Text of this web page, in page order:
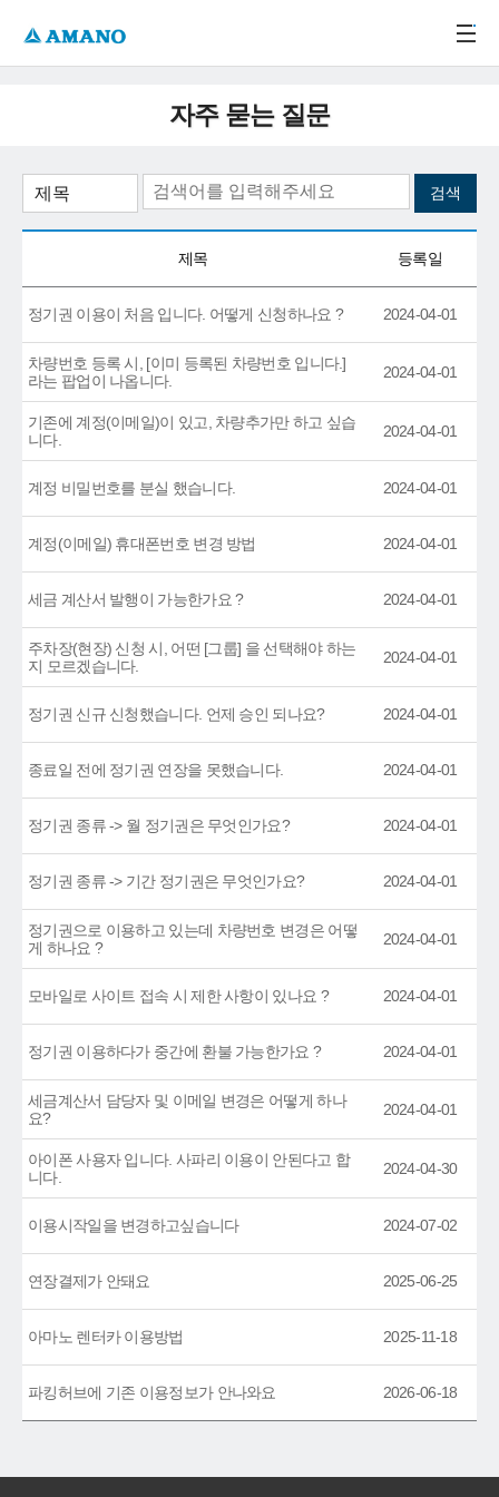
자주 묻는 질문
제목 등록일
정기권 이용이 처음 입니다. 어떻게 신청하나요 ? 2024-04-01
차량번호 등록 시, [이미 등록된 차량번호 입니다.]
라는 팝업이 나옵니다.
2024-04-01
기존에 계정(이메일)이 있고, 차량추가만 하고 싶습
니다.
2024-04-01
계정 비밀번호를 분실 했습니다. 2024-04-01
계정(이메일) 휴대폰번호 변경 방법 2024-04-01
세금 계산서 발행이 가능한가요 ? 2024-04-01
주차장(현장) 신청 시, 어떤 [그룹] 을 선택해야 하는
지 모르겠습니다.
2024-04-01
정기권 신규 신청했습니다. 언제 승인 되나요? 2024-04-01
종료일 전에 정기권 연장을 못했습니다. 2024-04-01
정기권 종류 -> 월 정기권은 무엇인가요? 2024-04-01
정기권 종류 -> 기간 정기권은 무엇인가요? 2024-04-01
정기권으로 이용하고 있는데 차량번호 변경은 어떻
게 하나요 ?
2024-04-01
모바일로 사이트 접속 시 제한 사항이 있나요 ? 2024-04-01
정기권 이용하다가 중간에 환불 가능한가요 ? 2024-04-01
세금계산서 담당자 및 이메일 변경은 어떻게 하나
요?
2024-04-01
아이폰 사용자 입니다. 사파리 이용이 안된다고 합
니다.
2024-04-30
이용시작일을 변경하고싶습니다 2024-07-02
연장결제가 안돼요 2025-06-25
아마노 렌터카 이용방법 2025-11-18
파킹허브에 기존 이용정보가 안나와요 2026-06-18